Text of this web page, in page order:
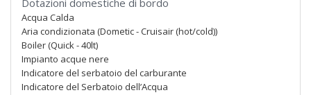
Dotazioni domestiche di bordo
Acqua Calda
Aria condizionata (Dometic - Cruisair (hot/cold))
Boiler (Quick - 40lt)
Impianto acque nere
Indicatore del serbatoio del carburante
Indicatore del Serbatoio dell’Acqua